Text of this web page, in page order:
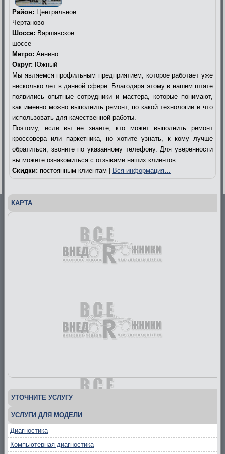
Район: Центральное
Чертаново
Шоссе: Варшавское
шоссе
Метро: Аннино
Округ: Южный
Мы являемся профильным предприятием, которое работает уже
несколько лет в данной сфере. Благодаря этому в нашем штате
появились опытные сотрудники и мастера, которые понимают,
как именно можно выполнить ремонт, по какой технологии и что
использовать для качественной работы.
Поэтому, если вы не знаете, кто может выполнить ремонт
кроссовера или паркетника, но хотите узнать, к кому лучше
обратиться, звоните по указанному телефону. Для уверенности
вы можете ознакомиться с отзывами наших клиентов.
Скидки: постоянным клиентам | Вся информация…
КАРТА
УТОЧНИТЕ УСЛУГУ
УСЛУГИ ДЛЯ МОДЕЛИ
Диагностика
Компьютерная диагностика